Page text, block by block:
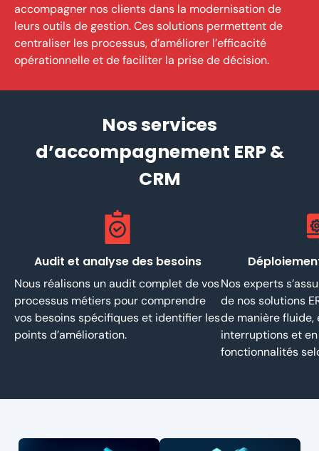
accompagner nos clients dans la modernisation de
leurs outils de gestion. Ces solutions permettent de
centraliser les processus, d’améliorer l’efficacité
opérationnelle et de faciliter la prise de décision.
Nos services
d’accompagnement ERP &
CRM
Audit et analyse des besoins
Nous réalisons un audit complet de vos
processus métiers pour comprendre
vos besoins spécifiques et identifier les
points d’amélioration.
Nos experts
de nos solutions
de manière fluide,
interruptions et
fonctionnalités